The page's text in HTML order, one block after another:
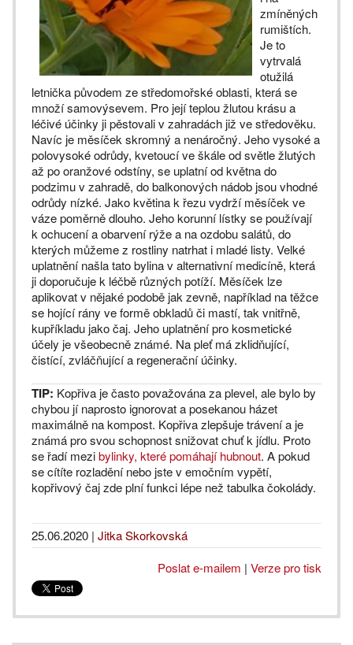
zmíněných
rumištích.
Je to
vytrvalá
otužilá
letnička původem ze středomořské oblasti, která se
množí samovýsevem. Pro její teplou žlutou krásu a
léčivé účinky ji pěstovali v zahradách již ve středověku.
Navíc je měsíček skromný a nenáročný. Jeho vysoké a
polovysoké odrůdy, kvetoucí ve škále od světle žlutých
až po oranžové odstíny, se uplatní od května do
podzimu v zahradě, do balkonových nádob jsou vhodné
odrůdy nízké. Jako květina k řezu vydrží měsíček ve
váze poměrně dlouho. Jeho korunní lístky se používají
k ochucení a obarvení rýže a na ozdobu salátů, do
kterých můžeme z rostliny natrhat i mladé listy. Velké
uplatnění našla tato bylina v alternativní medicíně, která
ji doporučuje k léčbě různých potíží. Měsíček lze
aplikovat v nějaké podobě jak zevně, například na těžce
se hojící rány ve formě obkladů či mastí, tak vnitřně,
kupříkladu jako čaj. Jeho uplatnění pro kosmetické
účely je všeobecně známé. Na pleť má zklidňující,
čistící, zvláčňující a regenerační účinky.
TIP: Kopřiva je často považována za plevel, ale bylo by
chybou jí naprosto ignorovat a posekanou házet
maximálně na kompost. Kopřiva zlepšuje trávení a je
známá pro svou schopnost snižovat chuť k jídlu. Proto
se řadí mezibylinky, které pomáhají hubnout. A pokud
se cítíte rozladění nebo jste v emočním vypětí,
kopřivový čaj zde plní funkci lépe než tabulka čokolády.
25.06.2020 | Jitka Skorkovská
Poslat e-mailem | Verze pro tisk